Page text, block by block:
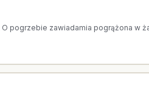
pogrzebie zawiadamia pogrążona